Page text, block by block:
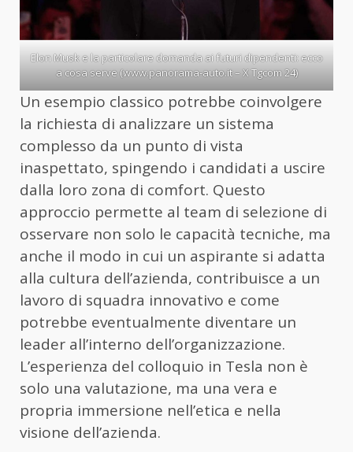
Elon Musk e la particolare domanda ai futuri dipendenti: ecco
a cosa serve (www.panorama-auto.it – X Tgcom 24)
Un esempio classico potrebbe coinvolgere
la richiesta di analizzare un sistema
complesso da un punto di vista
inaspettato, spingendo i candidati a uscire
dalla loro zona di comfort. Questo
approccio permette al team di selezione di
osservare non solo le capacità tecniche, ma
anche il modo in cui un aspirante si adatta
alla cultura dell’azienda, contribuisce a un
lavoro di squadra innovativo e come
potrebbe eventualmente diventare un
leader all’interno dell’organizzazione.
L’esperienza del colloquio in Tesla non è
solo una valutazione, ma una vera e
propria immersione nell’etica e nella
visione dell’azienda.